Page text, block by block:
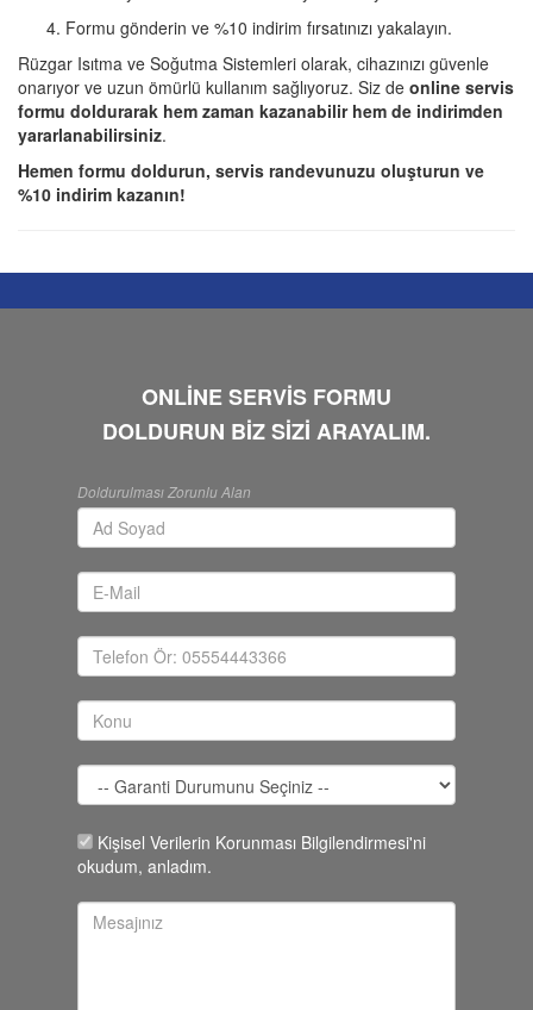
Formu gönderin ve %10 indirim fırsatınızı yakalayın.
Rüzgar Isıtma ve Soğutma Sistemleri olarak, cihazınızı güvenle
onarıyor ve uzun ömürlü kullanım sağlıyoruz. Siz de online servis
formu doldurarak hem zaman kazanabilir hem de indirimden
yararlanabilirsiniz.
Hemen formu doldurun, servis randevunuzu oluşturun ve
%10 indirim kazanın!
ONLİNE SERVİS FORMU
DOLDURUN BİZ SİZİ ARAYALIM.
Doldurulması Zorunlu Alan
Kişisel Verilerin Korunması Bilgilendirmesi'ni
okudum, anladım.